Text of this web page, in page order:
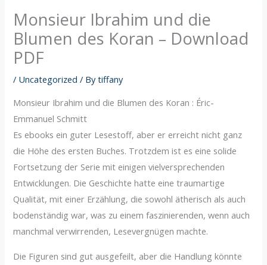
Monsieur Ibrahim und die
Blumen des Koran – Download
PDF
/ Uncategorized / Bytiffany
Monsieur Ibrahim und die Blumen des Koran : Éric-
Emmanuel Schmitt
Es ebooks ein guter Lesestoff, aber er erreicht nicht ganz
die Höhe des ersten Buches. Trotzdem ist es eine solide
Fortsetzung der Serie mit einigen vielversprechenden
Entwicklungen. Die Geschichte hatte eine traumartige
Qualität, mit einer Erzählung, die sowohl ätherisch als auch
bodenständig war, was zu einem faszinierenden, wenn auch
manchmal verwirrenden, Lesevergnügen machte.
Die Figuren sind gut ausgefeilt, aber die Handlung könnte